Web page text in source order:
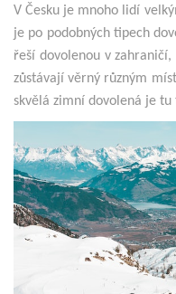
V Česku je mnoho lidí
je po podobných tipech
řeší dovolenou v
zůstávají věrný různým
skvělá zimní dovolená je tu